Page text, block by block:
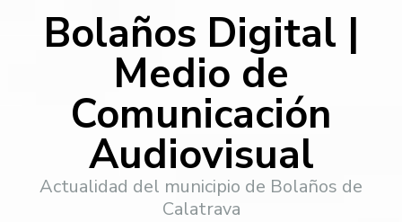
Bolaños Digital |
Medio de
Comunicación
Audiovisual
Actualidad del municipio de Bolaños de
Calatrava